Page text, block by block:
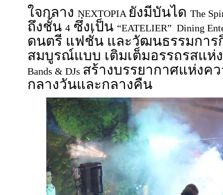
ใจกลาง NEXTOPIA ยังมีบันได The
ถึงชั้น 4 ซึ่งเป็น “EATELIER” Dining
ดนตรี แฟชั่น และวัฒนธรรมการ
สมบูรณ์แบบ เติมเต็มอรรถรสแห่
Bands & DJs สร้างบรรยากาศแห่งค
กลางวันและกลางคืน